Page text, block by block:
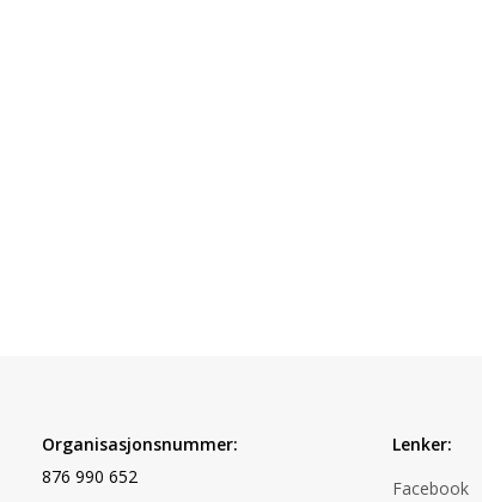
Organisasjonsnummer:
876 990 652
Lenker:
Facebook